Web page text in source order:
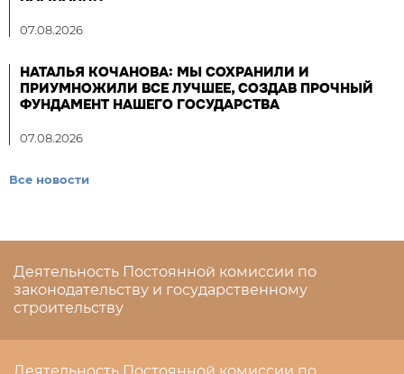
07.08.2026
НАТАЛЬЯ КОЧАНОВА: МЫ СОХРАНИЛИ И
ПРИУМНОЖИЛИ ВСЕ ЛУЧШЕЕ, СОЗДАВ ПРОЧНЫЙ
ФУНДАМЕНТ НАШЕГО ГОСУДАРСТВА
07.08.2026
Все новости
Деятельность Постоянной комиссии по
законодательству и государственному
строительству
Деятельность Постоянной комиссии по